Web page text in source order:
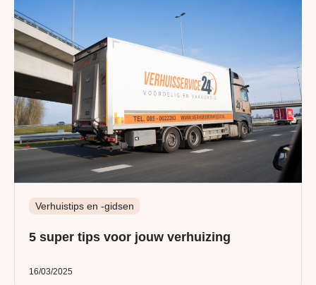
Verhuistips en -gidsen
5 super tips voor jouw verhuizing
16/03/2025